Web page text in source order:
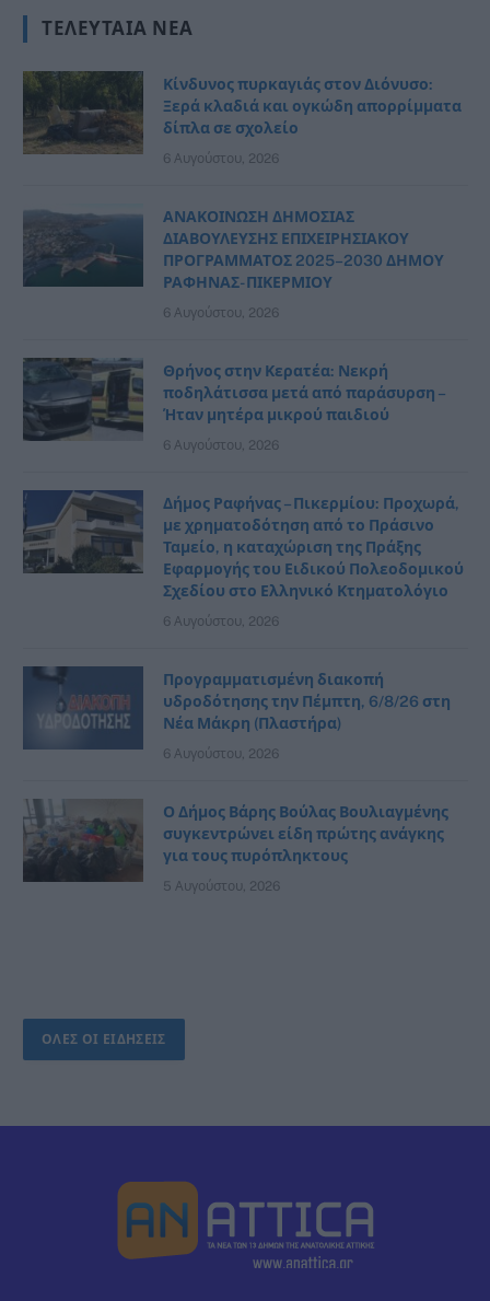
ΤΕΛΕΥΤΑΊΑ ΝΈΑ
Κίνδυνος πυρκαγιάς στον Διόνυσο:
Ξερά κλαδιά και ογκώδη απορρίμματα
δίπλα σε σχολείο
6 Αυγούστου, 2026
ΑΝΑΚΟΙΝΩΣΗ ΔΗΜΟΣΙΑΣ
ΔΙΑΒΟΥΛΕΥΣΗΣ ΕΠΙΧΕΙΡΗΣΙΑΚΟΥ
ΠΡΟΓΡΑΜΜΑΤΟΣ 2025–2030 ΔΗΜΟΥ
ΡΑΦΗΝΑΣ- ΠΙΚΕΡΜΙΟΥ
6 Αυγούστου, 2026
Θρήνος στην Κερατέα: Νεκρή
ποδηλάτισσα μετά από παράσυρση –
Ήταν μητέρα μικρού παιδιού
6 Αυγούστου, 2026
Δήμος Ραφήνας – Πικερμίου: Προχωρά,
με χρηματοδότηση από το Πράσινο
Ταμείο, η καταχώριση της Πράξης
Εφαρμογής του Ειδικού Πολεοδομικού
Σχεδίου στο Ελληνικό Κτηματολόγιο
6 Αυγούστου, 2026
Προγραμματισμένη διακοπή
υδροδότησης την Πέμπτη, 6/8/26 στη
Νέα Μάκρη (Πλαστήρα)
6 Αυγούστου, 2026
Ο Δήμος Βάρης Βούλας Βουλιαγμένης
συγκεντρώνει είδη πρώτης ανάγκης
για τους πυρόπληκτους
5 Αυγούστου, 2026
ΟΛΕΣ ΟΙ ΕΙΔΗΣΕΙΣ